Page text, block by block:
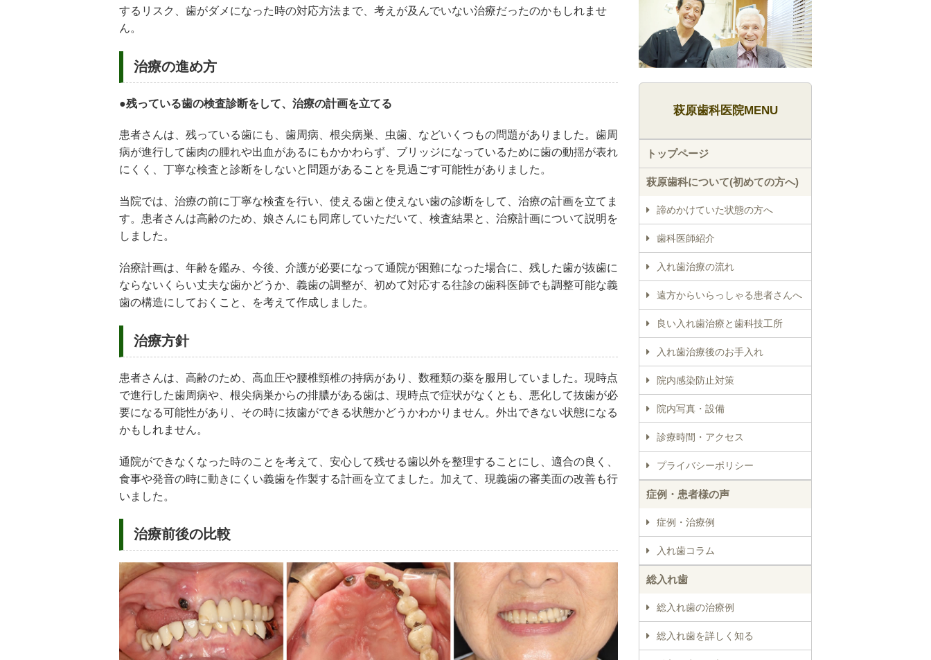
するリスク、歯がダメになった時の対応方法まで、考えが及んでいない治療だったのかもしれませ
ん。
治療の進め方
●残っている歯の検査診断をして、治療の計画を立てる
患者さんは、残っている歯にも、歯周病、根尖病巣、虫歯、などいくつもの問題がありました。歯周
病が進行して歯肉の腫れや出血があるにもかかわらず、ブリッジになっているために歯の動揺が表れ
にくく、丁寧な検査と診断をしないと問題があることを見過ごす可能性がありました。
当院では、治療の前に丁寧な検査を行い、使える歯と使えない歯の診断をして、治療の計画を立てま
す。患者さんは高齢のため、娘さんにも同席していただいて、検査結果と、治療計画について説明を
しました。
治療計画は、年齢を鑑み、今後、介護が必要になって通院が困難になった場合に、残した歯が抜歯に
ならないくらい丈夫な歯かどうか、義歯の調整が、初めて対応する往診の歯科医師でも調整可能な義
歯の構造にしておくこと、を考えて作成しました。
治療方針
患者さんは、高齢のため、高血圧や腰椎頸椎の持病があり、数種類の薬を服用していました。現時点
で進行した歯周病や、根尖病巣からの排膿がある歯は、現時点で症状がなくとも、悪化して抜歯が必
要になる可能性があり、その時に抜歯ができる状態かどうかわかりません。外出できない状態になる
かもしれません。
通院ができなくなった時のことを考えて、安心して残せる歯以外を整理することにし、適合の良く、
食事や発音の時に動きにくい義歯を作製する計画を立てました。加えて、現義歯の審美面の改善も行
いました。
治療前後の比較
萩原歯科医院MENU
トップページ
萩原歯科について(初めての方へ)
諦めかけていた状態の方へ
歯科医師紹介
入れ歯治療の流れ
遠方からいらっしゃる患者さんへ
良い入れ歯治療と歯科技工所
入れ歯治療後のお手入れ
院内感染防止対策
院内写真・設備
診療時間・アクセス
プライバシーポリシー
症例・患者様の声
症例・治療例
入れ歯コラム
総入れ歯
総入れ歯の治療例
総入れ歯を詳しく知る